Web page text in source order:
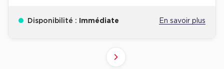
Disponibilité : Immédiate En savoir plus
Suivant